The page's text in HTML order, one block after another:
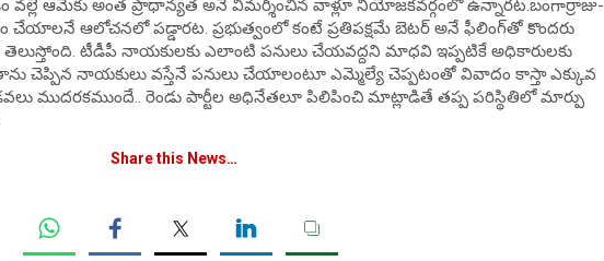
వల్లే ఆమెకు అంత ప్రాధాన్యత అనే విమర్శించిన వాళ్లూ నియోజకవర్గంలో ఉన్నారట.బంగార్రాజు-
చేయాలనే ఆలోచనలో పడ్డారట. ప్రభుత్వంలో కంటే ప్రతిపక్షమే బెటర్ అనే ఫీలింగ్‌తో కొందరు
తెలుస్తోంది. టీడీపీ నాయకులకు ఎలాంటి పనులు చేయవద్దని మాధవి ఇప్పటికే అధికారులకు
చెప్పిన నాయకులు వస్తేనే పనులు చేయాలంటూ ఎమ్మెల్యే చెప్పటంతో వివాదం కాస్తా ఎక్కువ
ముదరకముందే.. రెండు పార్టీల అధినేతలూ పిలిపించి మాట్లాడితే తప్ప పరిస్థితిలో మార్పు
Share this News…